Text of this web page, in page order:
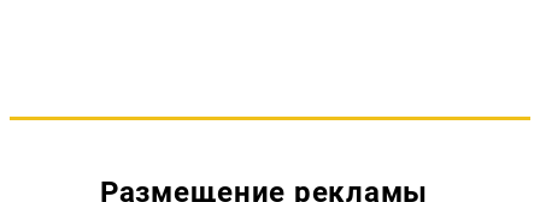
Размещение рекламы